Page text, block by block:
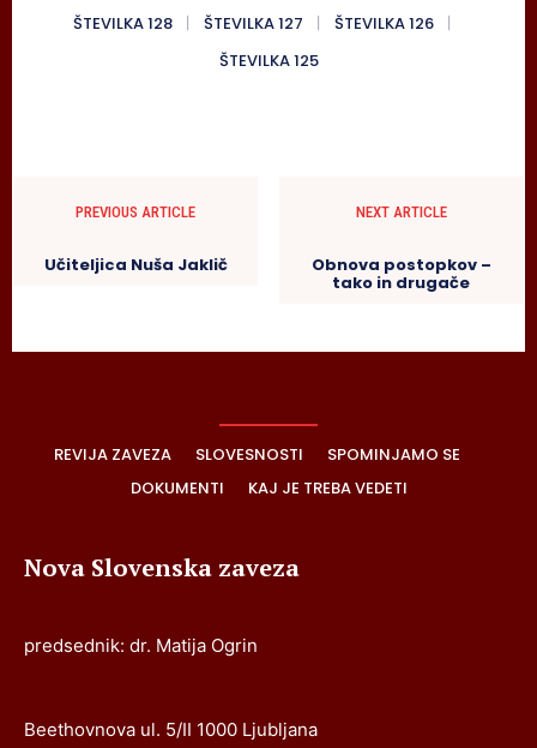
ŠTEVILKA 128
ŠTEVILKA 127
ŠTEVILKA 126
ŠTEVILKA 125
PREVIOUS ARTICLE
Učiteljica Nuša Jaklič
NEXT ARTICLE
Obnova postopkov –
tako in drugače
REVIJA ZAVEZA SLOVESNOSTI
SPOMINJAMO SE
DOKUMENTI
KAJ JE TREBA VEDETI
Nova Slovenska zaveza
predsednik: dr. Matija Ogrin
Beethovnova ul. 5/II 1000 Ljubljana